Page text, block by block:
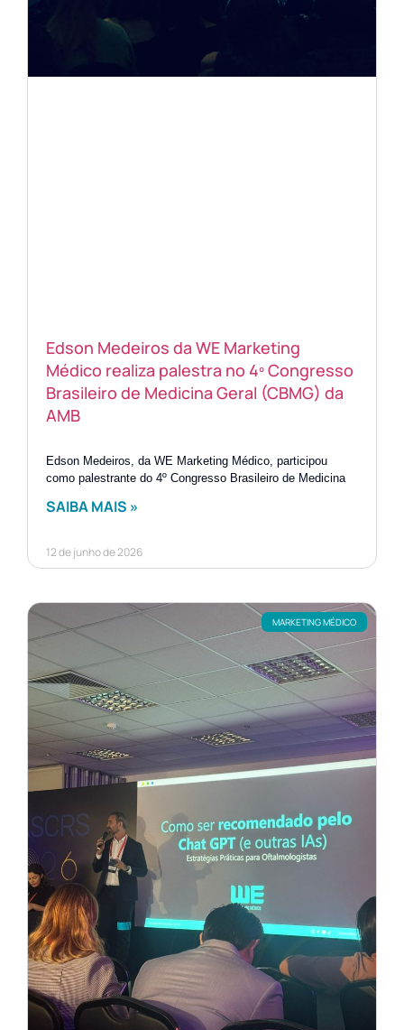
Edson Medeiros da WE Marketing
Médico realiza palestra no 4º Congresso
Brasileiro de Medicina Geral (CBMG) da
AMB
Edson Medeiros, da WE Marketing Médico, participou
como palestrante do 4º Congresso Brasileiro de Medicina
SAIBA MAIS »
12 de junho de 2026
MARKETING MÉDICO